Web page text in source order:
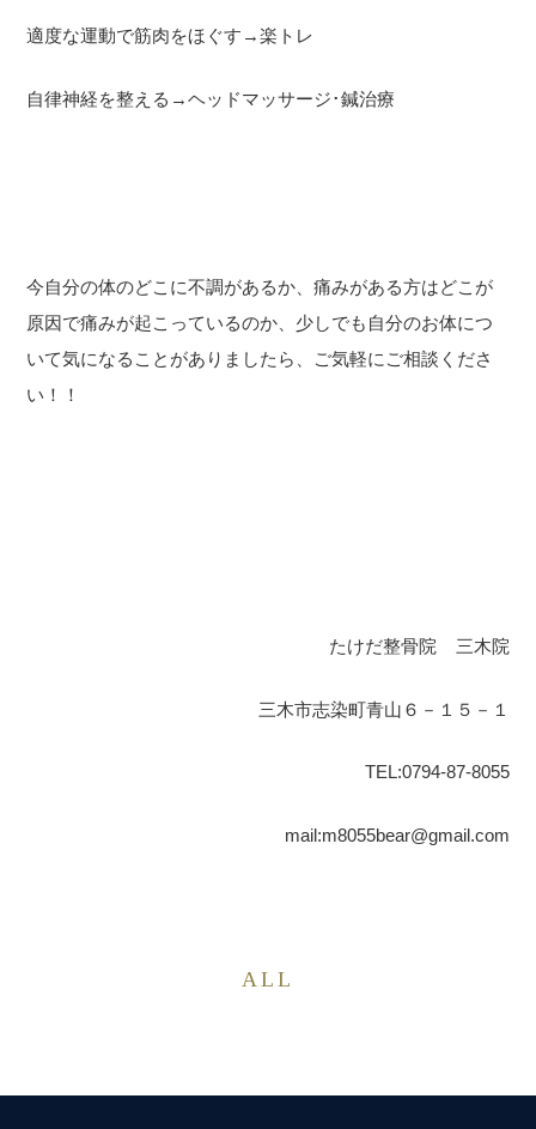
適度な運動で筋肉をほぐす →楽トレ
自律神経を整える →ヘッドマッサージ･鍼治療
今自分の体のどこに不調があるか、痛みがある方はどこが
原因で痛みが起こっているのか、少しでも自分のお体につ
いて気になることがありましたら、ご気軽にご相談くださ
い！！
たけだ整骨院 三木院
三木市志染町青山６－１５－１
TEL:0794-87-8055
mail:m8055bear@gmail.com
ALL